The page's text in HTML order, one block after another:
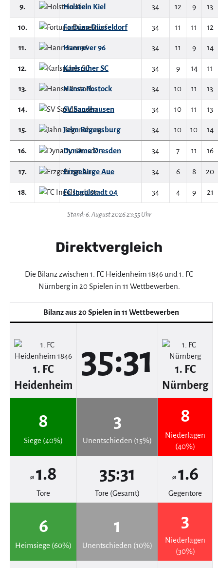
9. Holstein Kiel 34 12 9 13
10. Fortuna Düsseldorf 34 11 11 12
11. Hannover 96 34 11 9 14
12. Karlsruher SC 34 9 14 11
13. Hansa Rostock 34 10 11 13
14. SV Sandhausen 34 10 11 13
15. Jahn Regensburg 34 10 10 14
16. Dynamo Dresden 34 7 11 16
17. Erzgebirge Aue 34 6 8 20
18. FC Ingolstadt 04 34 4 9 21
Stand: 6. August 2026 23:55 Uhr
Direktvergleich
Die Bilanz zwischen 1. FC Heidenheim 1846 und 1. FC
Nürnberg in 20 Spielen in 11 Wettbewerben.
Bilanz aus 20 Spielen in 11 Wettbewerben
1. FC
Heidenheim
35:31
1. FC
Nürnberg
8
Siege (40%)
3
Unentschieden (15%)
8
Niederlagen
(40%)
⌀ 1.8
Tore
35:31
Tore (Gesamt)
⌀ 1.6
Gegentore
6
Heimsiege (60%)
1
Unentschieden (10%)
3
Niederlagen
(30%)